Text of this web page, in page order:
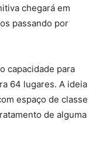
chegará em
passando por
capacidade para
64 lugares. A ideia
espaço de classe
de alguma